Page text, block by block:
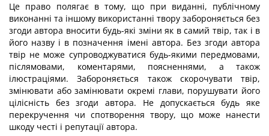
Це право полягає в тому, що при виданні, публічному
виконанні та іншому використанні твору забороняється без
згоди автора вносити будь-які зміни як в самий твір, так і в
його назву і в позначення імені автора. Без згоди автора
твір не може супроводжуватися будь-якими передмовами,
післямовами, коментарями, поясненнями, а також
ілюстраціями. Забороняється також скорочувати твір,
змінювати або замінювати окремі глави, порушувати його
цілісність без згоди автора. Не допускається будь яке
перекручення чи спотворення твору, що може нанести
шкоду честі і репутації автора.